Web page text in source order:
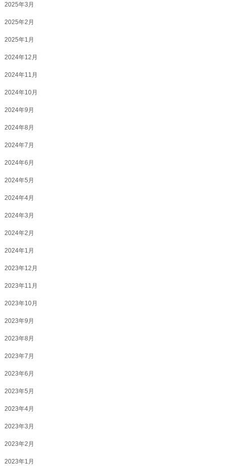
2025年3月
2025年2月
2025年1月
2024年12月
2024年11月
2024年10月
2024年9月
2024年8月
2024年7月
2024年6月
2024年5月
2024年4月
2024年3月
2024年2月
2024年1月
2023年12月
2023年11月
2023年10月
2023年9月
2023年8月
2023年7月
2023年6月
2023年5月
2023年4月
2023年3月
2023年2月
2023年1月